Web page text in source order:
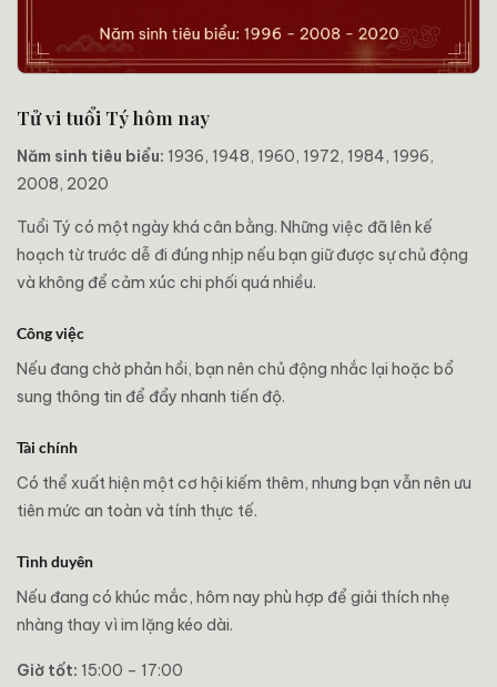
Tử vi tuổi Tý hôm nay
Năm sinh tiêu biểu: 1936, 1948, 1960, 1972, 1984, 1996,
2008, 2020
Tuổi Tý có một ngày khá cân bằng. Những việc đã lên kế
hoạch từ trước dễ đi đúng nhịp nếu bạn giữ được sự chủ động
và không để cảm xúc chi phối quá nhiều.
Công việc
Nếu đang chờ phản hồi, bạn nên chủ động nhắc lại hoặc bổ
sung thông tin để đẩy nhanh tiến độ.
Tài chính
Có thể xuất hiện một cơ hội kiếm thêm, nhưng bạn vẫn nên ưu
tiên mức an toàn và tính thực tế.
Tình duyên
Nếu đang có khúc mắc, hôm nay phù hợp để giải thích nhẹ
nhàng thay vì im lặng kéo dài.
Giờ tốt: 15:00 – 17:00